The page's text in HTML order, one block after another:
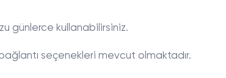
günlerce kullanabilirsiniz.
seçenekleri mevcut olmaktadır.